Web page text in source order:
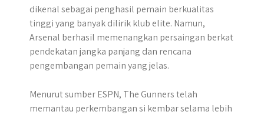
dikenal sebagai penghasil pemain berkualitas
tinggi yang banyak dilirik klub elite. Namun,
Arsenal berhasil memenangkan persaingan berkat
pendekatan jangka panjang dan rencana
pengembangan pemain yang jelas.
Menurut sumber ESPN, The Gunners telah
memantau perkembangan si kembar selama lebih